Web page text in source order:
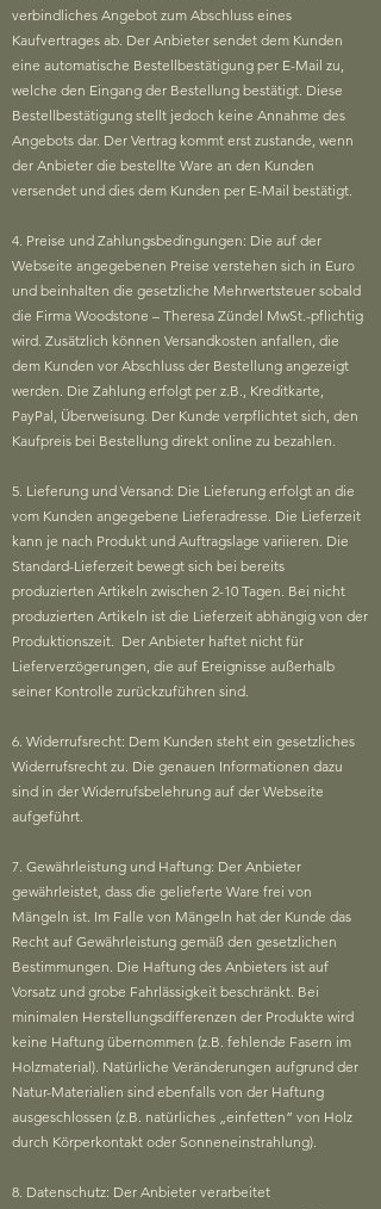
verbindliches Angebot zum Abschluss eines
Kaufvertrages ab. Der Anbieter sendet dem Kunden
eine automatische Bestellbestätigung per E-Mail zu,
welche den Eingang der Bestellung bestätigt. Diese
Bestellbestätigung stellt jedoch keine Annahme des
Angebots dar. Der Vertrag kommt erst zustande, wenn
der Anbieter die bestellte Ware an den Kunden
versendet und dies dem Kunden per E-Mail bestätigt.
4. Preise und Zahlungsbedingungen: Die auf der
Webseite angegebenen Preise verstehen sich in Euro
und beinhalten die gesetzliche Mehrwertsteuer sobald
die Firma Woodstone – Theresa Zündel MwSt.-pflichtig
wird. Zusätzlich können Versandkosten anfallen, die
dem Kunden vor Abschluss der Bestellung angezeigt
werden. Die Zahlung erfolgt per z.B., Kreditkarte,
PayPal, Überweisung. Der Kunde verpflichtet sich, den
Kaufpreis bei Bestellung direkt online zu bezahlen.
5. Lieferung und Versand: Die Lieferung erfolgt an die
vom Kunden angegebene Lieferadresse. Die Lieferzeit
kann je nach Produkt und Auftragslage variieren. Die
Standard-Lieferzeit bewegt sich bei bereits
produzierten Artikeln zwischen 2-10 Tagen. Bei nicht
produzierten Artikeln ist die Lieferzeit abhängig von der
Produktionszeit. Der Anbieter haftet nicht für
Lieferverzögerungen, die auf Ereignisse außerhalb
seiner Kontrolle zurückzuführen sind.
6. Widerrufsrecht: Dem Kunden steht ein gesetzliches
Widerrufsrecht zu. Die genauen Informationen dazu
sind in der Widerrufsbelehrung auf der Webseite
aufgeführt.
7. Gewährleistung und Haftung: Der Anbieter
gewährleistet, dass die gelieferte Ware frei von
Mängeln ist. Im Falle von Mängeln hat der Kunde das
Recht auf Gewährleistung gemäß den gesetzlichen
Bestimmungen. Die Haftung des Anbieters ist auf
Vorsatz und grobe Fahrlässigkeit beschränkt. Bei
minimalen Herstellungsdifferenzen der Produkte wird
keine Haftung übernommen (z.B. fehlende Fasern im
Holzmaterial). Natürliche Veränderungen aufgrund der
Natur-Materialien sind ebenfalls von der Haftung
ausgeschlossen (z.B. natürliches „einfetten“ von Holz
durch Körperkontakt oder Sonneneinstrahlung).
8. Datenschutz: Der Anbieter verarbeitet